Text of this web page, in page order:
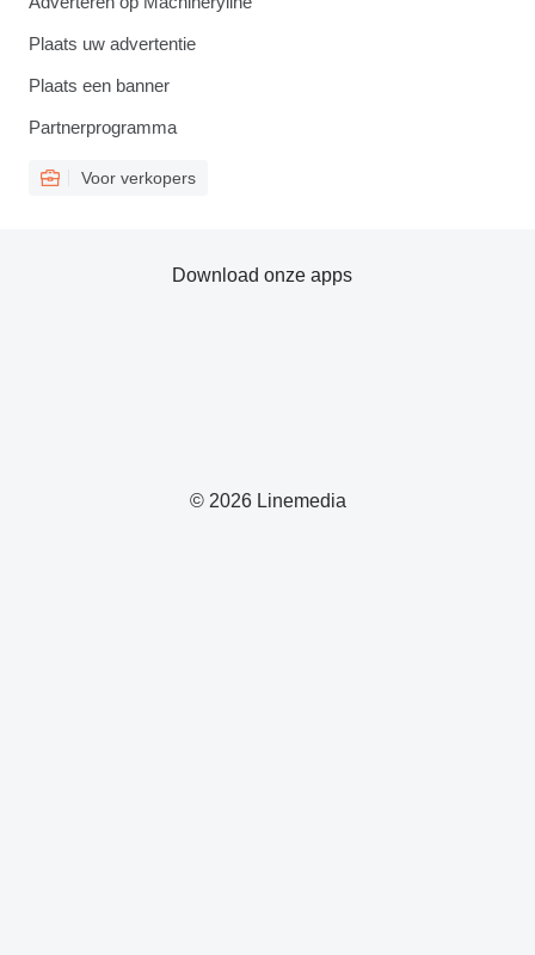
Plaats uw advertentie
Plaats een banner
Partnerprogramma
Voor verkopers
© 2026 Linemedia
Download onze apps